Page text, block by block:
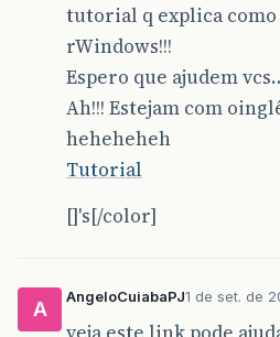
tutorial q explica
rWindows!!!
Espero que ajudem
Ah!!! Estejam com
heheheheh
Tutorial
[]'s[/color]
A
AngeloCuiabaPJ1 de set. de